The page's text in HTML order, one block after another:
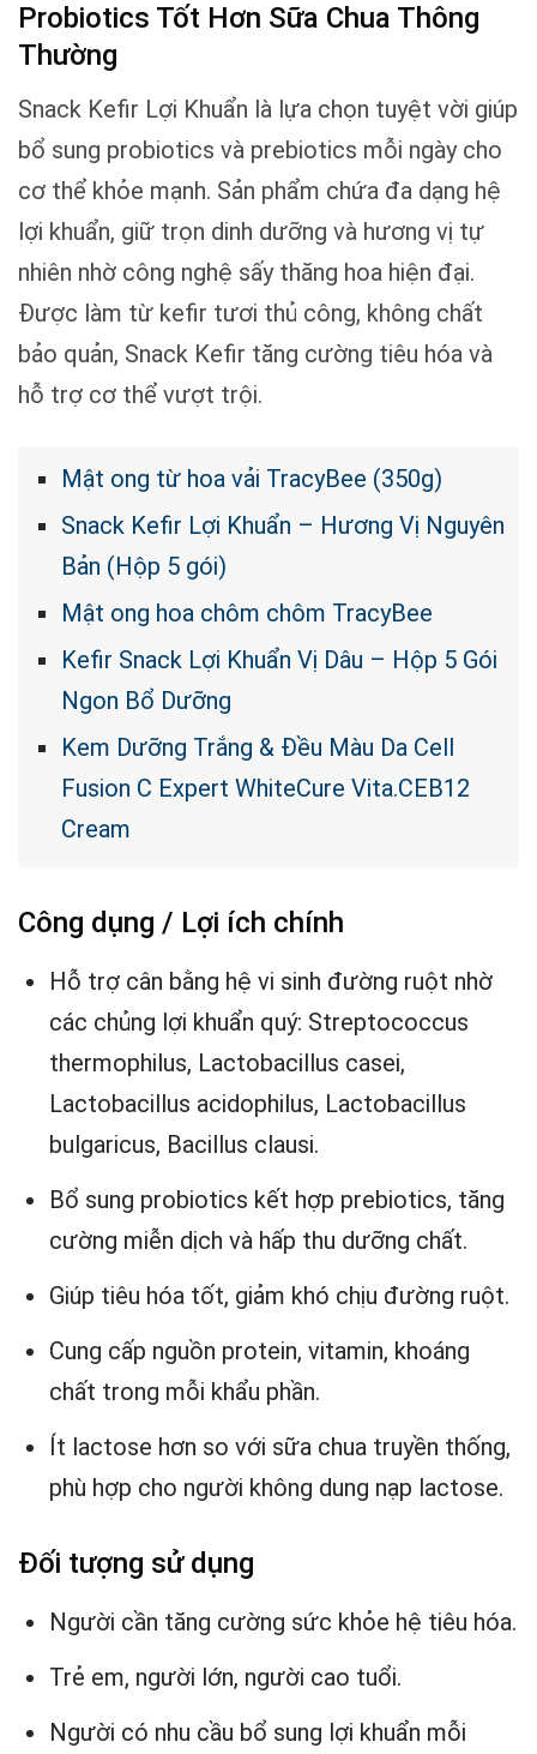
Probiotics Tốt Hơn Sữa Chua Thông
Thường
Snack Kefir Lợi Khuẩn là lựa chọn tuyệt vời giúp
bổ sung probiotics và prebiotics mỗi ngày cho
cơ thể khỏe mạnh. Sản phẩm chứa đa dạng hệ
lợi khuẩn, giữ trọn dinh dưỡng và hương vị tự
nhiên nhờ công nghệ sấy thăng hoa hiện đại.
Được làm từ kefir tươi thủ công, không chất
bảo quản, Snack Kefir tăng cường tiêu hóa và
hỗ trợ cơ thể vượt trội.
Mật ong từ hoa vải TracyBee (350g)
Snack Kefir Lợi Khuẩn – Hương Vị Nguyên
Bản (Hộp 5 gói)
Mật ong hoa chôm chôm TracyBee
Kefir Snack Lợi Khuẩn Vị Dâu – Hộp 5 Gói
Ngon Bổ Dưỡng
Kem Dưỡng Trắng & Đều Màu Da Cell
Fusion C Expert WhiteCure Vita.CEB12
Cream
Công dụng / Lợi ích chính
Hỗ trợ cân bằng hệ vi sinh đường ruột nhờ
các chủng lợi khuẩn quý: Streptococcus
thermophilus, Lactobacillus casei,
Lactobacillus acidophilus, Lactobacillus
bulgaricus, Bacillus clausi.
Bổ sung probiotics kết hợp prebiotics, tăng
cường miễn dịch và hấp thu dưỡng chất.
Giúp tiêu hóa tốt, giảm khó chịu đường ruột.
Cung cấp nguồn protein, vitamin, khoáng
chất trong mỗi khẩu phần.
Ít lactose hơn so với sữa chua truyền thống,
phù hợp cho người không dung nạp lactose.
Đối tượng sử dụng
Người cần tăng cường sức khỏe hệ tiêu hóa.
Trẻ em, người lớn, người cao tuổi.
Người có nhu cầu bổ sung lợi khuẩn mỗi